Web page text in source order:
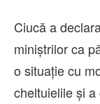
Ciucă a
miniştrilor ca
o situaţie cu
cheltuielile şi